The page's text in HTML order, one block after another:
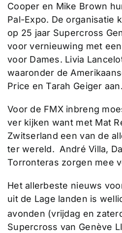
Cooper en Mike Brown
Pal-Expo. De organisatie
op 25 jaar Supercross
voor vernieuwing met
voor Dames. Livia
waaronder de
Price en Tarah Geiger aan.
Voor de FMX inbreng
ver kijken want met Mat
Zwitserland een van de
ter wereld. André Villa,
Torronteras zorgen mee
Het allerbeste nieuws
uit de Lage landen is
avonden (vrijdag en
Supercross van Genève